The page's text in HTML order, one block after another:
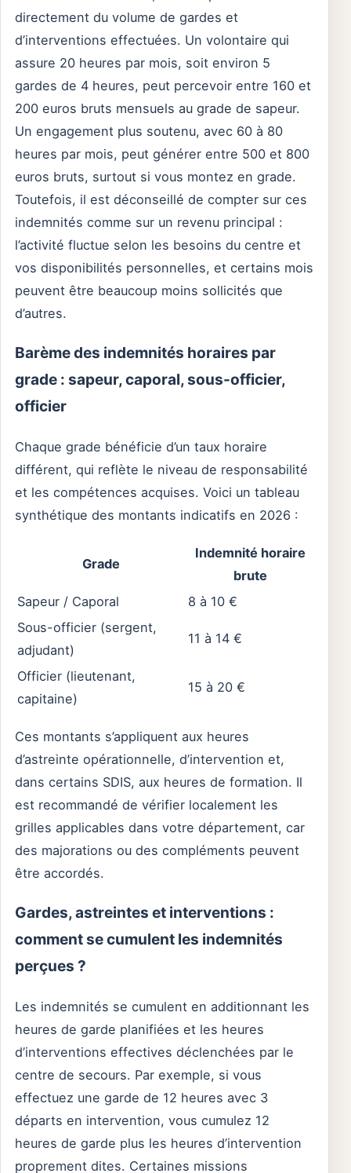
directement du volume de gardes et
d’interventions effectuées. Un volontaire qui
assure 20 heures par mois, soit environ 5
gardes de 4 heures, peut percevoir entre 160 et
200 euros bruts mensuels au grade de sapeur.
Un engagement plus soutenu, avec 60 à 80
heures par mois, peut générer entre 500 et 800
euros bruts, surtout si vous montez en grade.
Toutefois, il est déconseillé de compter sur ces
indemnités comme sur un revenu principal :
l’activité fluctue selon les besoins du centre et
vos disponibilités personnelles, et certains mois
peuvent être beaucoup moins sollicités que
d’autres.
Barème des indemnités horaires par
grade : sapeur, caporal, sous-officier,
officier
Chaque grade bénéficie d’un taux horaire
différent, qui reflète le niveau de responsabilité
et les compétences acquises. Voici un tableau
synthétique des montants indicatifs en 2026 :
Grade
Indemnité horaire
brute
Sapeur / Caporal
8 à 10 €
Sous-officier (sergent,
adjudant)
11 à 14 €
Officier (lieutenant,
capitaine)
15 à 20 €
Ces montants s’appliquent aux heures
d’astreinte opérationnelle, d’intervention et,
dans certains SDIS, aux heures de formation. Il
est recommandé de vérifier localement les
grilles applicables dans votre département, car
des majorations ou des compléments peuvent
être accordés.
Gardes, astreintes et interventions :
comment se cumulent les indemnités
perçues ?
Les indemnités se cumulent en additionnant les
heures de garde planifiées et les heures
d’interventions effectives déclenchées par le
centre de secours. Par exemple, si vous
effectuez une garde de 12 heures avec 3
départs en intervention, vous cumulez 12
heures de garde plus les heures d’intervention
proprement dites. Certaines missions